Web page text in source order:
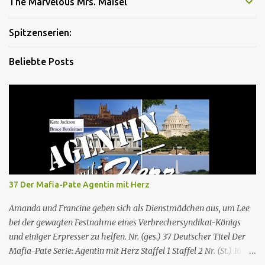
Spitzenserien:
Beliebte Posts
37 Der Mafia-Pate Agentin mit Herz
Amanda und Francine geben sich als Dienstmädchen aus, um Lee
bei der gewagten Festnahme eines Verbrechersyndikat-Königs
und einiger Erpresser zu helfen. Nr. (ges.) 37 Deutscher Titel Der
Mafia-Pate Serie: Agentin mit Herz Staffel 1 Staffel 2 Nr. (St.) 16